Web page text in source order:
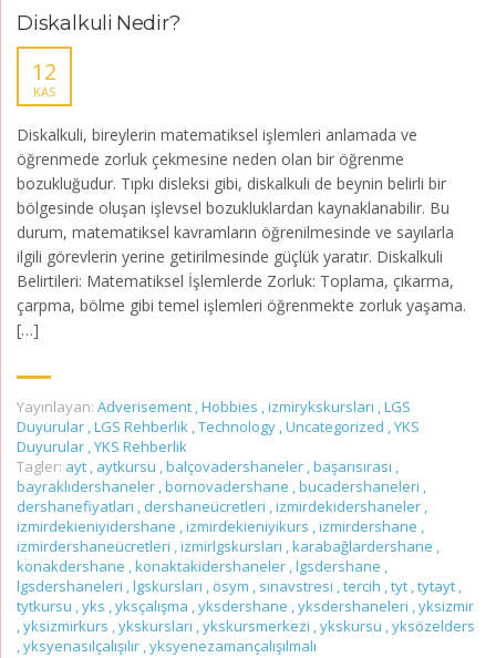
Diskalkuli Nedir?
12
KAS
Diskalkuli, bireylerin matematiksel işlemleri anlamada ve
öğrenmede zorluk çekmesine neden olan bir öğrenme
bozukluğudur. Tıpkı disleksi gibi, diskalkuli de beynin belirli bir
bölgesinde oluşan işlevsel bozukluklardan kaynaklanabilir. Bu
durum, matematiksel kavramların öğrenilmesinde ve sayılarla
ilgili görevlerin yerine getirilmesinde güçlük yaratır. Diskalkuli
Belirtileri: Matematiksel İşlemlerde Zorluk: Toplama, çıkarma,
çarpma, bölme gibi temel işlemleri öğrenmekte zorluk yaşama.
[…]
Yayınlayan: Adverisement ,Hobbies ,izmirykskursları ,LGS
Duyurular ,LGS Rehberlik ,Technology ,Uncategorized ,YKS
Duyurular ,YKS Rehberlik
Tagler: ayt , aytkursu ,balçovadershaneler ,başarısırası ,
bayraklıdershaneler ,bornovadershane ,bucadershaneleri ,
dershanefiyatları , dershaneücretleri ,izmirdekidershaneler ,
izmirdekieniyidershane ,izmirdekieniyikurs ,izmirdershane ,
izmirdershaneücretleri ,izmirlgskursları ,karabağlardershane ,
konakdershane ,konaktakidershaneler ,lgsdershane ,
lgsdershaneleri ,lgskursları , ösym , sınavstresi ,tercih ,tyt ,tytayt ,
tytkursu ,yks ,yksçalışma ,yksdershane ,yksdershaneleri ,yksizmir
,yksizmirkurs ,ykskursları ,ykskursmerkezi ,ykskursu ,yksözelders
,yksyenasılçalışılır ,yksyenezamançalışılmalı